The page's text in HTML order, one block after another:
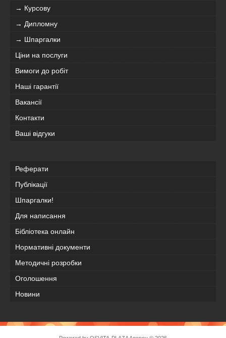
→ Курсову
→ Дипломну
→ Шпаргалки
Ціни на послуги
Вимоги до робіт
Наші гарантії
Вакансії
Контакти
Ваші відгуки
Реферати
Публікації
Шпаргалки!
Для написання
Бібліотека онлайн
Нормативні документи
Методичні розробки
Оголошення
Новини